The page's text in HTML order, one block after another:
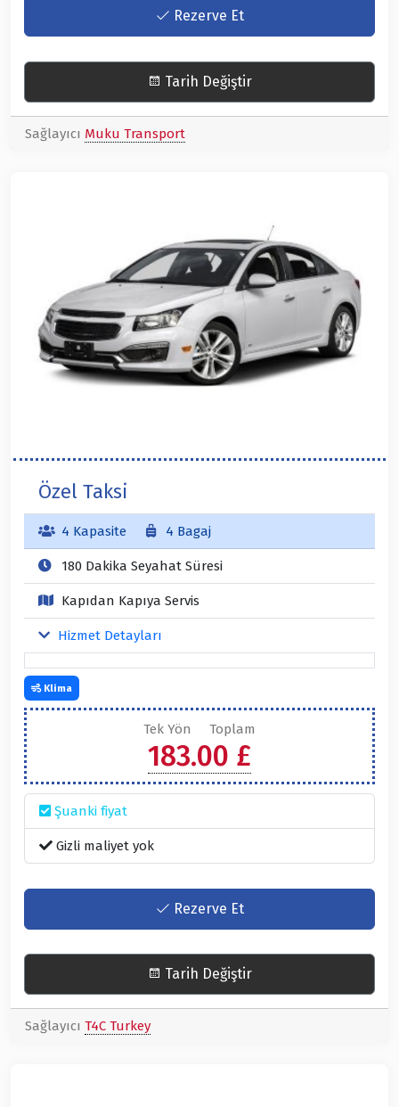
Rezerve Et
Tarih Değiştir
Sağlayıcı Muku Transport
Özel Taksi
4 Kapasite 4 Bagaj
180 Dakika Seyahat Süresi
Kapıdan Kapıya Servis
Hizmet Detayları
Tek Yön Toplam
183.00 £
Şuanki fiyat
Gizli maliyet yok
Rezerve Et
Tarih Değiştir
Klima
Sağlayıcı T4C Turkey